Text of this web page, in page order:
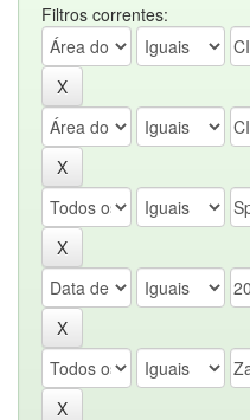
Filtros correntes: